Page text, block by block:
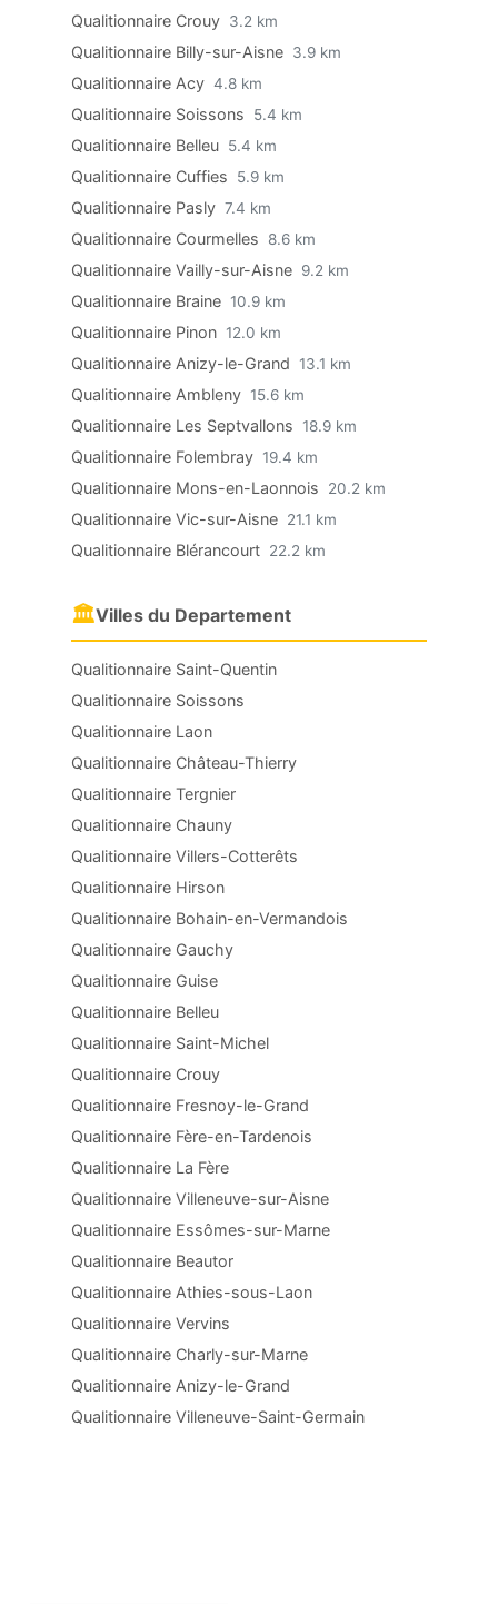
Qualitionnaire Crouy 3.2 km
Qualitionnaire Billy-sur-Aisne 3.9 km
Qualitionnaire Acy 4.8 km
Qualitionnaire Soissons 5.4 km
Qualitionnaire Belleu 5.4 km
Qualitionnaire Cuffies 5.9 km
Qualitionnaire Pasly 7.4 km
Qualitionnaire Courmelles 8.6 km
Qualitionnaire Vailly-sur-Aisne 9.2 km
Qualitionnaire Braine 10.9 km
Qualitionnaire Pinon 12.0 km
Qualitionnaire Anizy-le-Grand 13.1 km
Qualitionnaire Ambleny 15.6 km
Qualitionnaire Les Septvallons 18.9 km
Qualitionnaire Folembray 19.4 km
Qualitionnaire Mons-en-Laonnois 20.2 km
Qualitionnaire Vic-sur-Aisne 21.1 km
Qualitionnaire Blérancourt 22.2 km
🏛Villes du Departement
Qualitionnaire Saint-Quentin
Qualitionnaire Soissons
Qualitionnaire Laon
Qualitionnaire Château-Thierry
Qualitionnaire Tergnier
Qualitionnaire Chauny
Qualitionnaire Villers-Cotterêts
Qualitionnaire Hirson
Qualitionnaire Bohain-en-Vermandois
Qualitionnaire Gauchy
Qualitionnaire Guise
Qualitionnaire Belleu
Qualitionnaire Saint-Michel
Qualitionnaire Crouy
Qualitionnaire Fresnoy-le-Grand
Qualitionnaire Fère-en-Tardenois
Qualitionnaire La Fère
Qualitionnaire Villeneuve-sur-Aisne
Qualitionnaire Essômes-sur-Marne
Qualitionnaire Beautor
Qualitionnaire Athies-sous-Laon
Qualitionnaire Vervins
Qualitionnaire Charly-sur-Marne
Qualitionnaire Anizy-le-Grand
Qualitionnaire Villeneuve-Saint-Germain